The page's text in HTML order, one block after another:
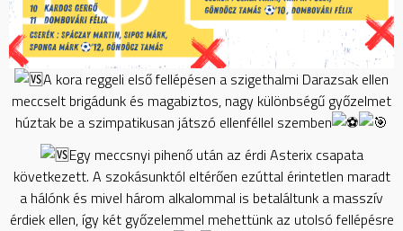
A kora reggeli első fellépésen a szigethalmi Darazsak ellen
meccselt brigádunk és magabiztos, nagy különbségű győzelmet
húztak be a szimpatikusan játszó ellenféllel szemben
Egy meccsnyi pihenő után az érdi Asterix csapata
következett. A szokásunktól eltérően ezúttal érintetlen maradt
a hálónk és mivel három alkalommal is betaláltunk a masszív
érdiek ellen, így két győzelemmel mehettünk az utolsó fellépésre